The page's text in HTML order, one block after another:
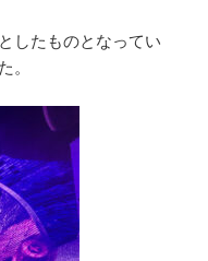
したものとなってい
。